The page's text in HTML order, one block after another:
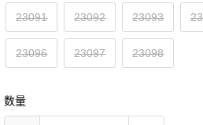
23091 23092 23093
23096 23097 23098
数量